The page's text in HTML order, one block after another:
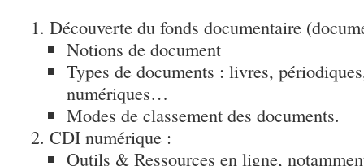
Découverte du fonds documentaire
Notions de document
Types de documents : livres,
numériques…
Modes de classement des documents.
CDI numérique :
Outils & Ressources en ligne,